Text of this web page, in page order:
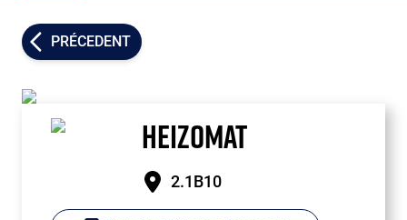
Piscine Global
PRÉCEDENT
HEIZOMAT
2.1B10